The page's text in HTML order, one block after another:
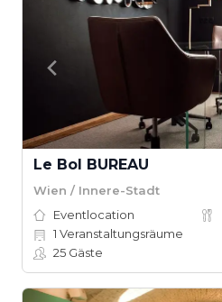
Le Bol BUREAU
Wien / Innere-Stadt
Eventlocation
1 Veranstaltungsräume
25 Gäste